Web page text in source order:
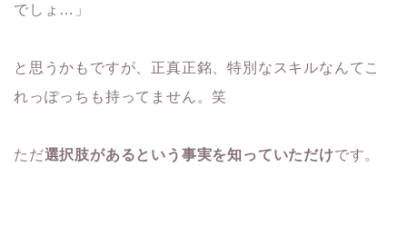
でしょ…」
と思うかもですが、正真正銘、特別なスキルなんてこ
れっぽっちも持ってません。笑
ただ選択肢があるという事実を知っていただけです。